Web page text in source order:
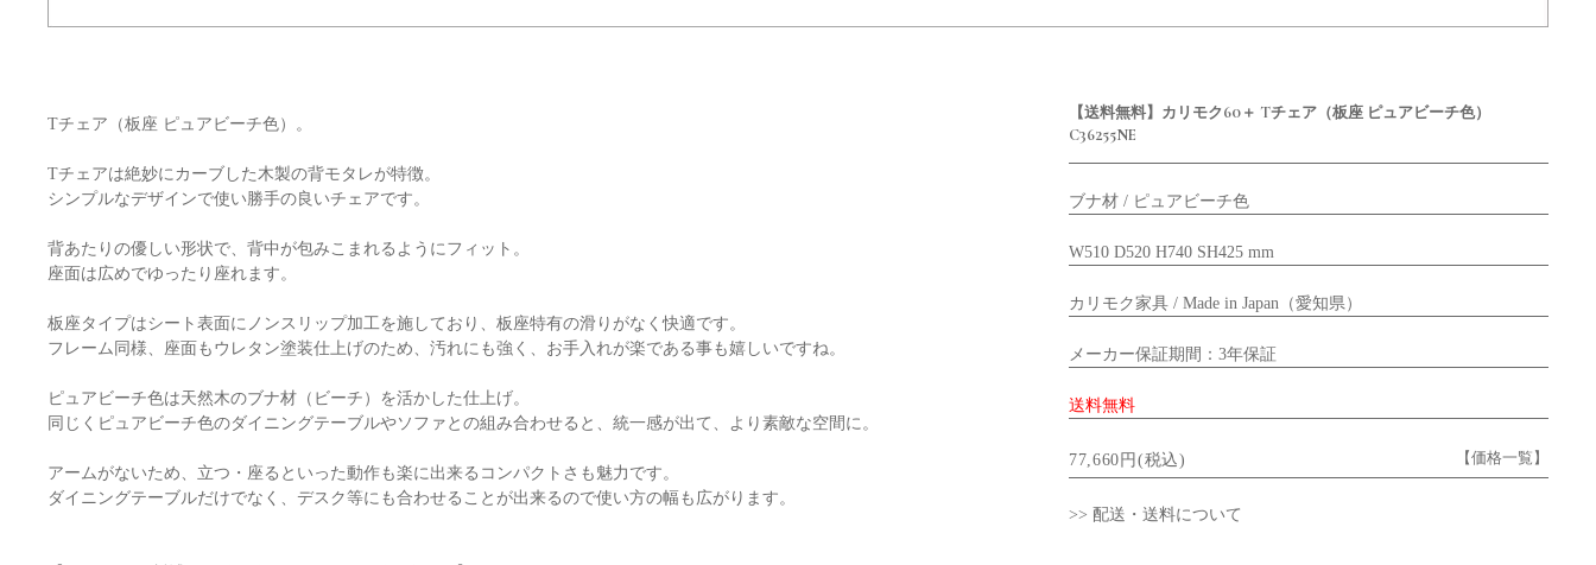
Tチェア（板座 ピュアビーチ色）。
Tチェアは絶妙にカーブした木製の背モタレが特徴。
シンプルなデザインで使い勝手の良いチェアです。
背あたりの優しい形状で、背中が包みこまれるようにフィット。
座面は広めでゆったり座れます。
板座タイプはシート表面にノンスリップ加工を施しており、板座特有の滑りがなく快適です。
フレーム同様、座面もウレタン塗装仕上げのため、汚れにも強く、お手入れが楽である事も嬉しいですね。
ピュアビーチ色は天然木のブナ材（ビーチ）を活かした仕上げ。
同じくピュアビーチ色のダイニングテーブルやソファとの組み合わせると、統一感が出て、より素敵な空間に。
アームがないため、立つ・座るといった動作も楽に出来るコンパクトさも魅力です。
ダイニングテーブルだけでなく、デスク等にも合わせることが出来るので使い方の幅も広がります。
【送料無料】カリモク60＋ Tチェア（板座 ピュアビーチ色）
C36255NE
ブナ材 / ピュアビーチ色
W510 D520 H740 SH425 mm
カリモク家具 / Made in Japan（愛知県）
メーカー保証期間：3年保証
送料無料
77,660円(税込) 【価格一覧】
>> 配送・送料について